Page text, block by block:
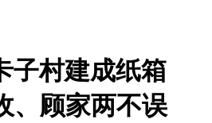
子村建成纸箱
、顾家两不误